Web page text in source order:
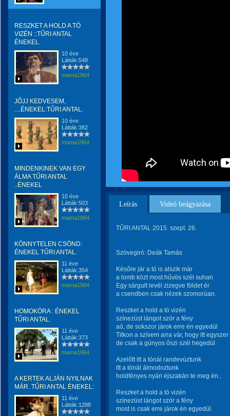
RESZKET A HOLD A TÓ
VIZÉN ::TŰRI ANTAL
ÉNEKEL.
10 éve
Látták:548
mama1964
JŐJJ KEDVESEM,
....ÉNEKEL:TŰRI ANTAL.
10 éve
Látták:382
mama1964
MINDENKINEK VAN EGY
ÁLMA TŰRI ANTAL
..ÉNEKEL
10 éve
Látták:503
mama1964
KÖNNYTELEN CSÖND:
ÉNEKEL TŰRI ANTAL.
11 éve
Látták:354
mama1964
HOMOKÓRA : ÉNEKEL
TŰRI ANTAL.
11 éve
Látták:373
mama1964
A KERTEK ALJÁN NYILNAK
MÁR. TŰRI ANTAL ÉNEKEL:
11 éve
Látták:1288
Leírás Videó beágyazása
TŰRI ANTAL 2015. szept. 26.
Szövegiró: Deák Tamás
Későre jár a tó is alszik már
a lomb közt most hűvös szél suhan
Egy sárgult levél zizegve földet ér
a csendben csak nézek szomorúan.
Reszket a hold a tó vizén
színezüst lángot szór a fény
aó, de sokszor járok erre én egyedül
Titkon a szívem arra vár, hogy itt
de csak a gúnyos őszi szél hegedül
Azelőtt itt a tónál randevúztunk
itt a tónál álmodoztunk
holdfényes nyári éjszakán te meg én..
Reszket a hold a tó vizén
színezüst lángot szór a fény
most is csak erre járok én egyedül.